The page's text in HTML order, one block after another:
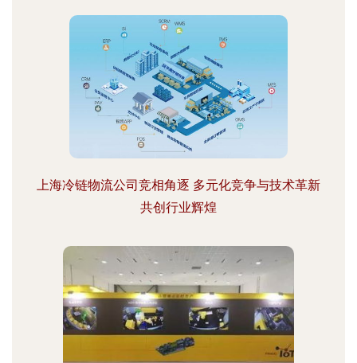
上海冷链物流公司竞相角逐 多元化竞争与技术革新
共创行业辉煌